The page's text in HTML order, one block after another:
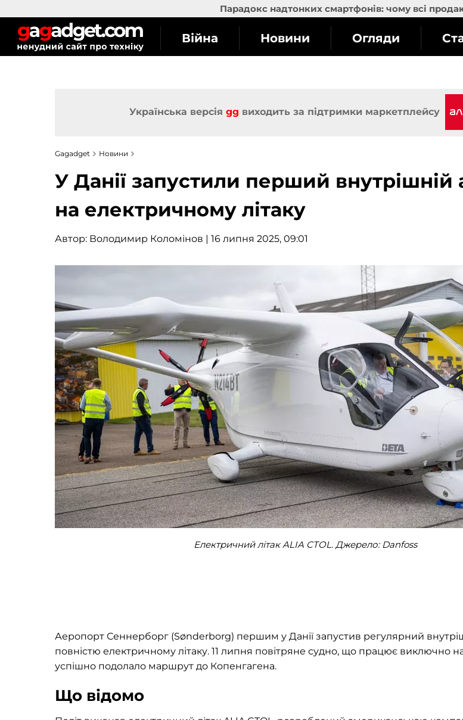
Парадокс надтонких смартфонів: чому всі
Війна Новини Огляди
Українська версія gg виходить за підтримки маркетплейсу
Gagadget Новини
У Данії запустили перший внутрішній
на електричному літаку
Автор: Володимир Коломінов | 16 липня 2025, 09:01
Електричний літак ALIA CTOL. Джерело: Danfoss
Аеропорт Сеннерборг (Sønderborg) першим у Данії запустив регулярний
повністю електричному літаку. 11 липня повітряне судно, що працює виключно на
успішно подолало маршрут до Копенгагена.
Що відомо